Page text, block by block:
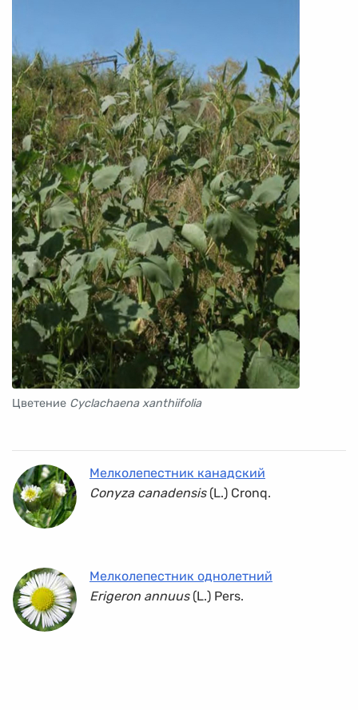
Цветение Cyclachaena xanthiifolia
Мелколепестник канадский
Conyza canadensis(L.) Cronq.
Мелколепестник однолетний
Erigeron annuus(L.) Pers.